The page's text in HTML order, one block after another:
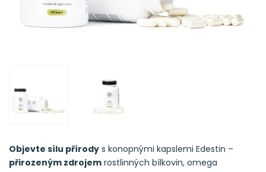
Objevte sílu přírody s konopnými kapslemi Edestin –
přirozeným zdrojem rostlinných bílkovin, omega